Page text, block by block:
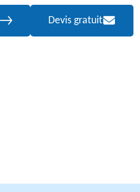
Devis gratuit